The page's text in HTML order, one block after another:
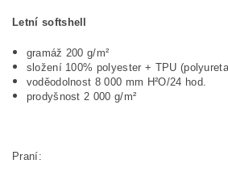
Letní softshell
gramáž 200 g/m²
složení 100% polyester + TPU
voděodolnost 8 000 mm H²O/24 hod.
prodyšnost 2 000 g/m²
Praní: